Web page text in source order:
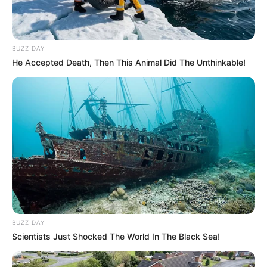
BUZZ DAY
He Accepted Death, Then This Animal Did The Unthinkable!
BUZZ DAY
Scientists Just Shocked The World In The Black Sea!